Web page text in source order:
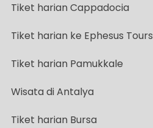
Tiket harian Cappadocia
Tiket harian ke Ephesus Tours
Tiket harian Pamukkale
Wisata di Antalya
Tiket harian Bursa